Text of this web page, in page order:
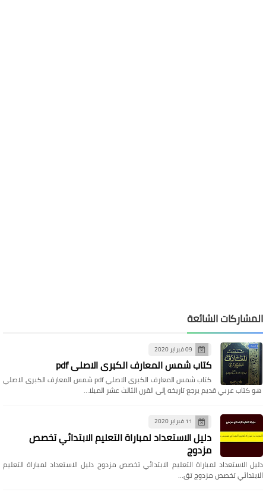
المشاركات الشائعة
09 فبراير 2020
كتاب شمس المعارف الكبرى الاصلي pdf
كتاب شمس المعارف الكبرى الاصلي pdf شمس المعارف الكبرى الاصلي
هو كتاب عربي قديم يرجع تاريخه إلى القرن الثالث عشر الميلا…
11 فبراير 2020
دليل الاستعداد لمباراة التعليم الابتدائي تخصص
مزدوج
دليل الاستعداد لمباراة التعليم الابتدائي تخصص مزدوج دليل الاستعداد لمباراة التعليم
الابتدائي تخصص مزدوج تق…